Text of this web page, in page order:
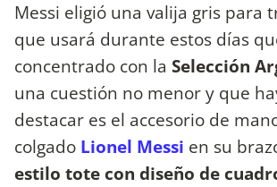
Messi eligió una valija gris para
que usará durante estos días
concentrado con la Selección
una cuestión no menor y que
destacar es el accesorio de
colgado Lionel Messi en su
estilo tote con diseño de